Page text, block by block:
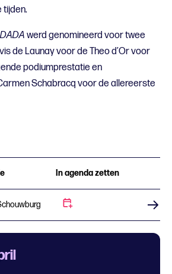
tijden.
werd genomineerd voor twee
de Launay voor de Theo d’Or voor
podiumprestatie en
Schabracq voor de allereerste
In agenda zetten